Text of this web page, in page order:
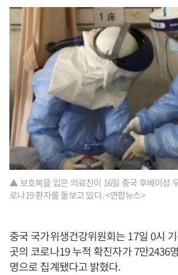
▲ 보호복을 입은 의료진이 16일 중국 후베이성
로나19 환자를 돌보고 있다. <연합뉴스>
중국 국가위생건강위원회는 17일 0시
곳의 코로나19 누적 확진자가 7만2436
명으로 집계됐다고 밝혔다.